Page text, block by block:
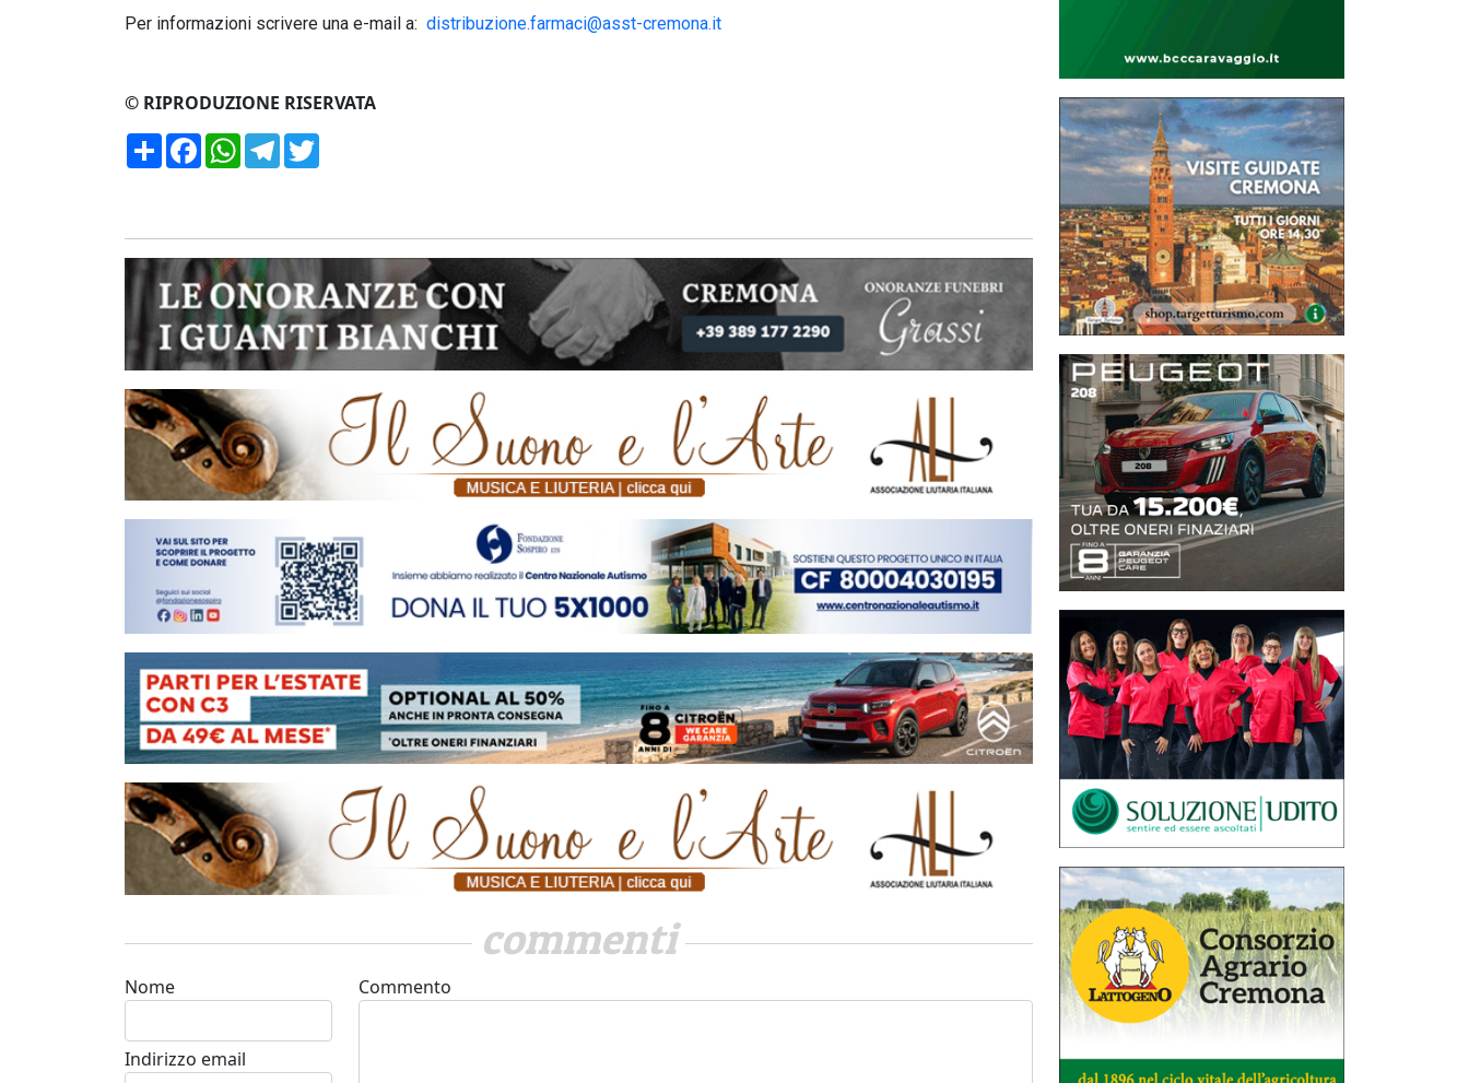
Per informazioni scrivere una e-mail a: distribuzione.farmaci@asst-cremona.it
© RIPRODUZIONE RISERVATA
CondividiFacebookWhatsApp
Telegram
commenti
Nome
Indirizzo email
Commento